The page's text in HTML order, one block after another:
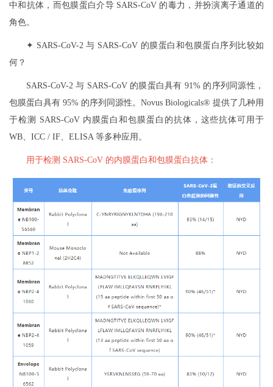
中和抗体，而包膜蛋白介导 SARS-CoV 的毒力，并扮演离子通道的
角色。
✦ SARS-CoV-2 与 SARS-CoV 的膜蛋白和包膜蛋白序列比较如
何？
SARS-CoV-2 与 SARS-CoV 的膜蛋白具有 91% 的序列同源性，
包膜蛋白具有 95% 的序列同源性。Novus Biologicals® 提供了几种用
于检测 SARS-CoV 内膜蛋白和包膜蛋白的抗体，这些抗体可用于
WB、ICC / IF、ELISA 等多种应用。
用于检测 SARS-CoV 的内膜蛋白和包膜蛋白抗体：